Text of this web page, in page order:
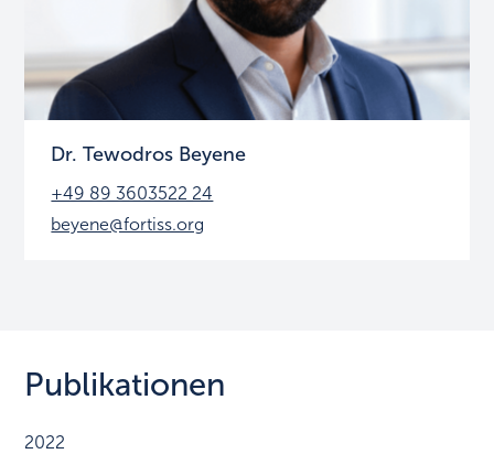
Dr. Tewodros Beyene
+49 89 3603522 24
beyene@fortiss.org
Publikationen
2022